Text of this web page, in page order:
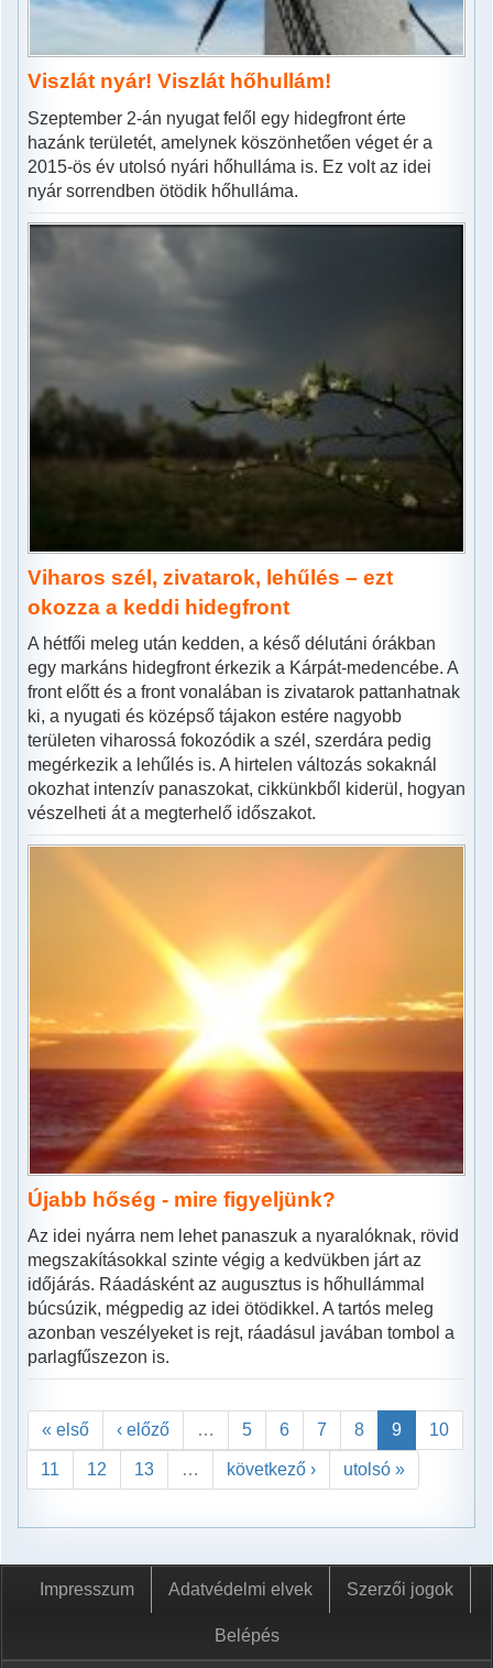
Viszlát nyár! Viszlát hőhullám!
Szeptember 2-án nyugat felől egy hidegfront érte
hazánk területét, amelynek köszönhetően véget ér a
2015-ös év utolsó nyári hőhulláma is. Ez volt az idei
nyár sorrendben ötödik hőhulláma.
Viharos szél, zivatarok, lehűlés – ezt
okozza a keddi hidegfront
A hétfői meleg után kedden, a késő délutáni órákban
egy markáns hidegfront érkezik a Kárpát-medencébe. A
front előtt és a front vonalában is zivatarok pattanhatnak
ki, a nyugati és középső tájakon estére nagyobb
területen viharossá fokozódik a szél, szerdára pedig
megérkezik a lehűlés is. A hirtelen változás sokaknál
okozhat intenzív panaszokat, cikkünkből kiderül, hogyan
vészelheti át a megterhelő időszakot.
Újabb hőség - mire figyeljünk?
Az idei nyárra nem lehet panaszuk a nyaralóknak, rövid
megszakításokkal szinte végig a kedvükben járt az
időjárás. Ráadásként az augusztus is hőhullámmal
búcsúzik, mégpedig az idei ötödikkel. A tartós meleg
azonban veszélyeket is rejt, ráadásul javában tombol a
parlagfűszezon is.
« első ‹ előző … 5 6 7 8 9 10
11 12 13 … következő › utolsó »
Impresszum Adatvédelmi elvek Szerzői jogok
Belépés